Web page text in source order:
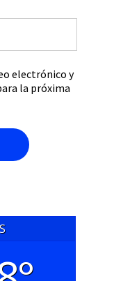
electrónico y
la próxima